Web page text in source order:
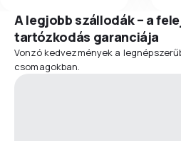
A legjobb szállodák – a
tartózkodás garanciája
Vonzó kedvezmények a
csomagokban.